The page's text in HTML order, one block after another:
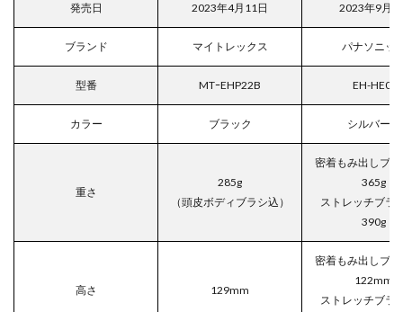
発売日 2023年4月11日 2023年9月1
ブランド マイトレックス パナソニッ
型番 MTｰEHP22B EH-HE0J
カラー ブラック シルバー調
重さ
285g
（頭皮ボディブラシ込）
密着もみ出しブ
365g
ストレッチブラ
390g
高さ 129mm
密着もみ出しブ
122mm
ストレッチブラ